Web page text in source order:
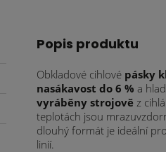
Popis produktu
Obkladové cihlové pásky
nasákavost do 6 % a
vyráběny strojově z
teplotách jsou
dlouhý formát je ideální
linií.